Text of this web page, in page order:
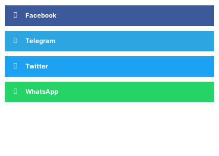
Facebook
Telegram
Twitter
WhatsApp